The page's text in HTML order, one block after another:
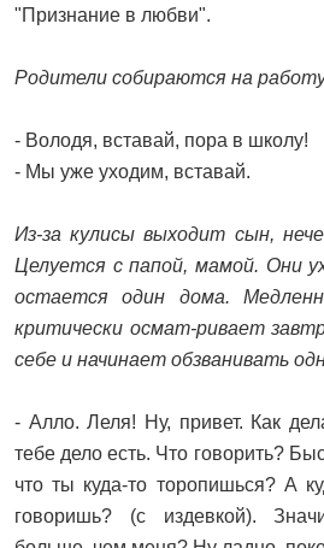
"Признание в любви".
Родители собираются на
- Володя, вставай, пора в школу!
- Мы уже уходим, вставай.
Из-за кулисы выходит сын,
Целуется с папой, мамой. Они
остается один дома.
критически осмат-ривает
себе и начинает обзванивать
- Алло. Леля! Ну, привет. Как
тебе дело есть. Что говорить?
что ты куда-то торопишься? А
говоришь? (с издевкой).